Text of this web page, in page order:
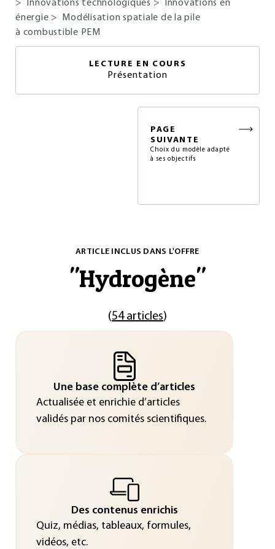
>
Innovations technologiques >
Innovations en
énergie >
Modélisation spatiale de la pile
à combustible PEM
LECTURE EN COURS
Présentation
PAGE
SUIVANTE
Choix du modèle adapté
à ses objectifs
ARTICLE INCLUS DANS L'OFFRE
"Hydrogène"
(54 articles)
Une base complète d’articles
Actualisée et enrichie d’articles
validés par nos comités scientifiques.
Des contenus enrichis
Quiz, médias, tableaux, formules,
vidéos, etc.